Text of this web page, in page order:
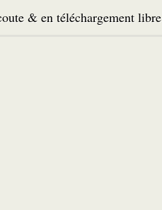
& en téléchargement